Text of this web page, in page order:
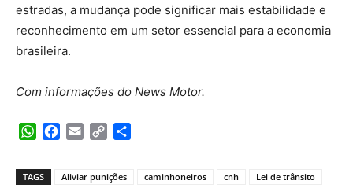
estradas, a mudança pode significar mais estabilidade e
reconhecimento em um setor essencial para a economia
brasileira.
Com informações do News Motor.
WhatsApp
Facebook
Email Copy
TAGS Aliviar punições caminhoneiros cnh Lei de trânsito